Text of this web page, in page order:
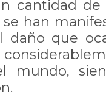
cantidad de
han
daño que
mundo,